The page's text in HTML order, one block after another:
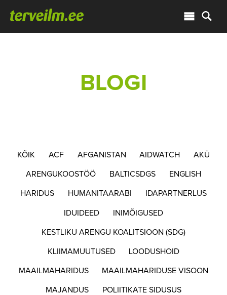
BLOGI
KÕIK ACF AFGANISTAN AIDWATCH AKÜ
ARENGUKOOSTÖÖ BALTICSDGS ENGLISH
HARIDUS HUMANITAARABI IDAPARTNERLUS
IDUIDEED INIMÕIGUSED
KESTLIKU ARENGU KOALITSIOON (SDG)
KLIIMAMUUTUSED LOODUSHOID
MAAILMAHARIDUS MAAILMAHARIDUSE VISOON
MAJANDUS POLIITIKATE SIDUSUS